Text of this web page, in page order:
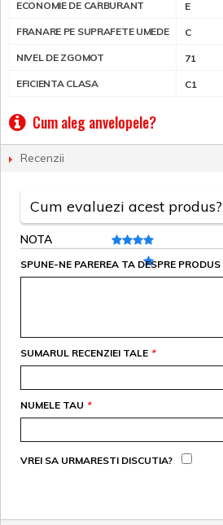
ECONOMIE DE CARBURANT E
FRANARE PE SUPRAFETE UMEDE C
NIVEL DE ZGOMOT 71
EFICIENTA CLASA C1
Cum aleg anvelopele?
Recenzii
Cum evaluezi acest produs?
NOTA
SPUNE-NE PAREREA TA DESPRE PRODUS
*
SUMARUL RECENZIEI TALE
*
NUMELE TAU
VREI SA URMARESTI DISCUTIA?